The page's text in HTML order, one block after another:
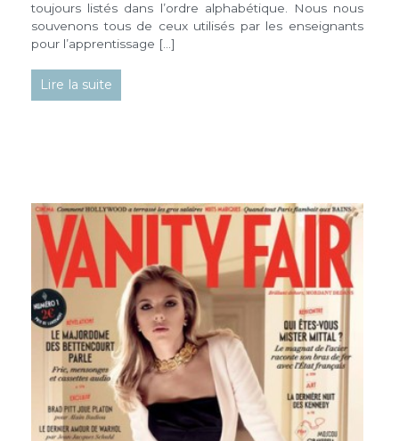
toujours listés dans l’ordre alphabétique. Nous nous
souvenons tous de ceux utilisés par les enseignants
pour l’apprentissage […]
Lire la suite